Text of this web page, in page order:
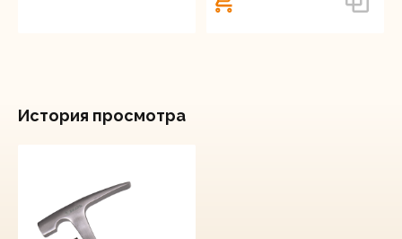
История просмотра